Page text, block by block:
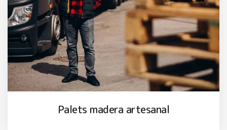
Palets madera artesanal